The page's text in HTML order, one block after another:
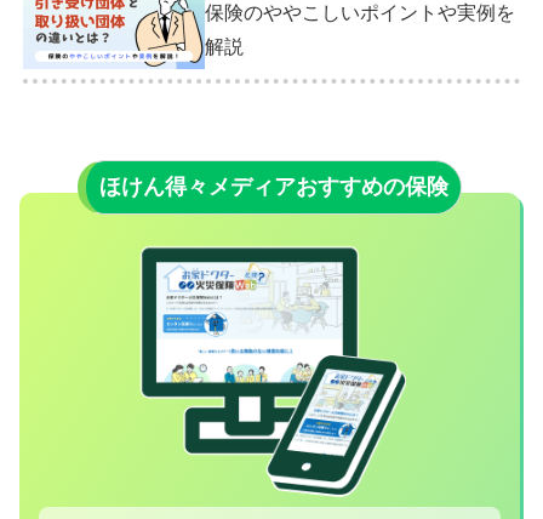
保険のややこしいポイントや実例を
解説
ほけん得々メディアおすすめの保険